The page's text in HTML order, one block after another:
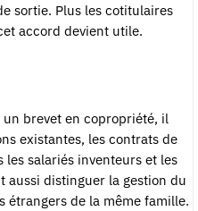
sortie. Plus les cotitulaires
accord devient utile.
un brevet en copropriété, il
existantes, les contrats de
salariés inventeurs et les
distinguer la gestion du
étrangers de la même famille.